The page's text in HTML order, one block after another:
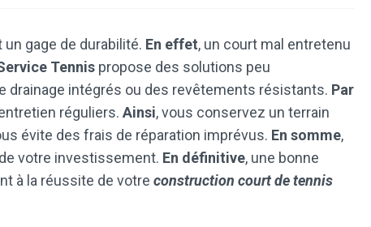
gage de durabilité. En effet, un court mal entretenu
Tennis propose des solutions peu
intégrés ou des revêtements résistants. Par
réguliers. Ainsi, vous conservez un terrain
évite des frais de réparation imprévus. En somme,
votre investissement. En définitive, une bonne
à la réussite de votre construction court de tennis